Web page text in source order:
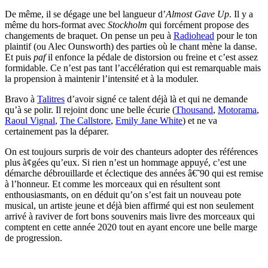
De même, il se dégage une bel langueur d’Almost Gave Up. Il y a
même du hors-format avec Stockholm qui forcément propose des
changements de braquet. On pense un peu à Radiohead pour le ton
plaintif (ou Alec Ounsworth) des parties où le chant mène la danse.
Et puis pafil enfonce la pédale de distorsion ou freine et c’est assez
formidable. Ce n’est pas tant l’accélération qui est remarquable mais
la propension à maintenir l’intensité et à la moduler.
Bravo à Talitres d’avoir signé ce talent déjà là et qui ne demande
qu’à se polir. Il rejoint donc une belle écurie (Thousand, Motorama,
Raoul Vignal, The Callstore, Emily Jane White) et ne va
certainement pas la déparer.
On est toujours surpris de voir des chanteurs adopter des références
plus à¢gées qu’eux. Si rien n’est un hommage appuyé, c’est une
démarche débrouillarde et éclectique des années â€˜90 qui est remise
à l’honneur. Et comme les morceaux qui en résultent sont
enthousiasmants, on en déduit qu’on s’est fait un nouveau pote
musical, un artiste jeune et déjà bien affirmé qui est non seulement
arrivé à raviver de fort bons souvenirs mais livre des morceaux qui
comptent en cette année 2020 tout en ayant encore une belle marge
de progression.